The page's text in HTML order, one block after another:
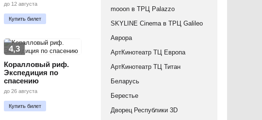
mooon в ТРЦ Palazzo
SKYLINE Cinema в ТРЦ Galileo
Аврора
АртКинотеатр ТЦ Европа
АртКинотеатр ТЦ Титан
Беларусь
Берестье
Дворец Республики 3D
до 12 августа
Купить билет
4,3
Коралловый риф.
Экспедиция по
спасению
до 26 августа
Купить билет